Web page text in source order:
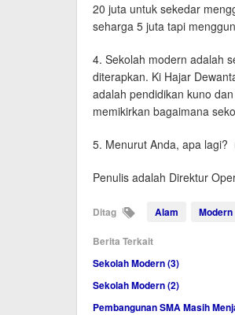
20 juta untuk sekedar
seharga 5 juta tapi
4. Sekolah modern adalah
diterapkan. Ki Hajar
adalah pendidikan kuno
memikirkan bagaimana
5. Menurut Anda, apa lagi?
Penulis adalah Direktur
Ditag Alam Modern
Berita Terkait
Sekolah Modern (3)
Sekolah Modern (2)
Pembangunan SMA Masih